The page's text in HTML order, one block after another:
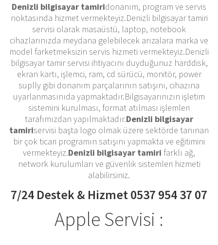
Denizli bilgisayar tamiridonanım, program ve servis
noktasında hizmet vermekteyiz.Denizli bilgisayar tamiri
servisi olarak masaüstü, laptop, notebook
cihazlarınızda meydana gelebilecek arızalara marka ve
model farketmeksizin servis hizmeti vermekteyiz.Denizli
bilgisayar tamir servisi ihtiyacını duyduğunuz harddisk,
ekran kartı, işlemci, ram, cd sürücü, monitör, power
suplly gibi donanım parçalarının satışını, cihazına
uyarlanmasınıda yapmaktadır.Bilgisayarınızın işletim
sistemini kurulması, format atılması işlemleri
tarafımızdan yapılmaktadır.Denizli bilgisayar
tamiriservisi başta logo olmak üzere sektörde tanınan
bir çok ticari programın satışını yapmakta ve eğitimini
vermekteyiz.Denizli bilgisayar tamiri farklı ağ,
network kurulumları ve güvenlik sistemleri hizmeti
alabilirsiniz.
7/24 Destek & Hizmet 0537 954 37 07
Apple Servisi :